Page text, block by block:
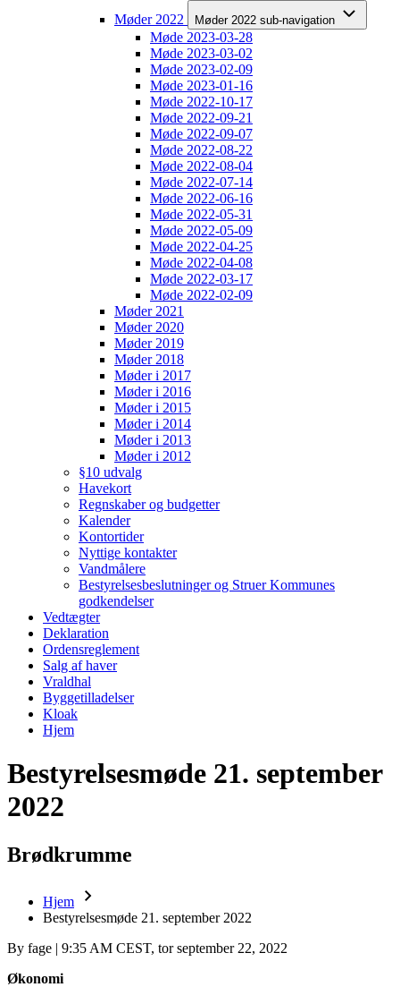
Møder 2022
Møder 2022 sub-navigation
Møde 2023-03-28
Møde 2023-03-02
Møde 2023-02-09
Møde 2023-01-16
Møde 2022-10-17
Møde 2022-09-21
Møde 2022-09-07
Møde 2022-08-22
Møde 2022-08-04
Møde 2022-07-14
Møde 2022-06-16
Møde 2022-05-31
Møde 2022-05-09
Møde 2022-04-25
Møde 2022-04-08
Møde 2022-03-17
Møde 2022-02-09
Møder 2021
Møder 2020
Møder 2019
Møder 2018
Møder i 2017
Møder i 2016
Møder i 2015
Møder i 2014
Møder i 2013
Møder i 2012
§10 udvalg
Havekort
Regnskaber og budgetter
Kalender
Kontortider
Nyttige kontakter
Vandmålere
Bestyrelsesbeslutninger og Struer Kommunes
godkendelser
Vedtægter
Deklaration
Ordensreglement
Salg af haver
Vraldhal
Byggetilladelser
Kloak
Hjem
Bestyrelsesmøde 21. september
2022
Brødkrumme
Hjem
Bestyrelsesmøde 21. september 2022
By fage | 9:35 AM CEST, tor september 22, 2022
Økonomi